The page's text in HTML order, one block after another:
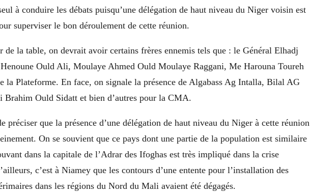
à conduire les débats puisqu’une délégation de haut niveau du Niger voisin est
superviser le bon déroulement de cette réunion.
de la table, on devrait avoir certains frères ennemis tels que : le Général Elhadj
Ould Ali, Moulaye Ahmed Ould Moulaye Raggani, Me Harouna Toureh
la Plateforme. En face, on signale la présence de Algabass Ag Intalla, Bilal AG
Brahim Ould Sidatt et bien d’autres pour la CMA.
préciser que la présence d’une délégation de haut niveau du Niger à cette réunion
On se souvient que ce pays dont une partie de la population est similaire
dans la capitale de l’Adrar des Ifoghas est très impliqué dans la crise
c’est à Niamey que les contours d’une entente pour l’installation des
dans les régions du Nord du Mali avaient été dégagés.